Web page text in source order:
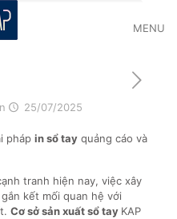
MENU
25/07/2025
pháp in sổ tayquảng cáo và
tranh hiện nay, việc xây
kết mối quan hệ với
Cơ sở sản xuất sổ tay KAP